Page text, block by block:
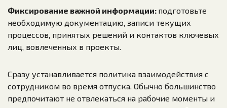
Фиксирование важной информации: подготовьте
необходимую документацию, записи текущих
процессов, принятых решений и контактов ключевых
лиц, вовлеченных в проекты.
Сразу устанавливается политика взаимодействия с
сотрудником во время отпуска. Обычно большинство
предпочитают не отвлекаться на рабочие моменты и